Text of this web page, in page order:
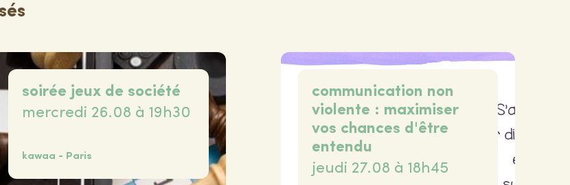
soirée jeux de société
mercredi 26.08 à 19h30
kawaa - Paris
communication non
violente : maximiser
vos chances d'être
entendu
jeudi 27.08 à 18h45